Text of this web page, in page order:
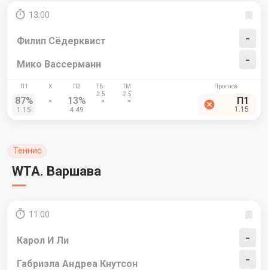
13:00
Филип Сёдерквист
-
-
Мико Вассерманн
87%
1.15
- 13%
4.49
- - П1
1.15
Теннис
WTA. Варшава
11:00
Карол И Ли
-
-
Габриэла Андреа Кнутсон